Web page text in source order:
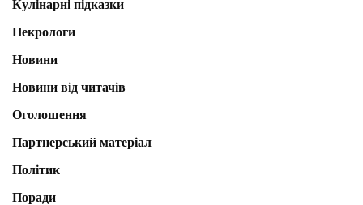
Кулінарні підказки
Некрологи
Новини
Новини від читачів
Оголошення
Партнерський матеріал
Політик
Поради